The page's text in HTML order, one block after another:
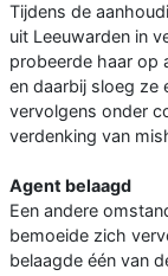
Tijdens de
uit Leeuwarden in
probeerde haar op
en daarbij sloeg ze
vervolgens onder
verdenking van
Agent belaagd
Een andere
bemoeide zich
belaagde één van